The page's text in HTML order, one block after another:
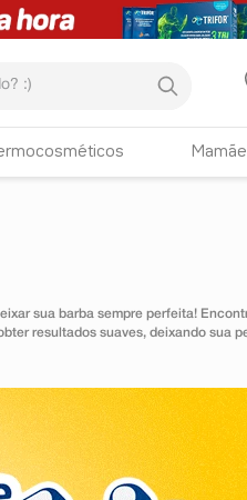
sua barba sempre perfeita!
resultados suaves, deixando